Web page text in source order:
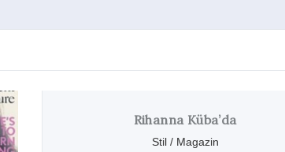
Rihanna Küba’da